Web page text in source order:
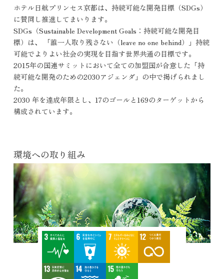
ホテル日航プリンセス京都は、持続可能な開発目標（SDGs）
に賛同し推進してまいります。
SDGs（Sustainable Development Goals：持続可能な開発目
標）は、
「誰一人取り残さない（leave no one behind）」持続
可能でよりよい社会の実現を目指す世界共通の目標です。
2015年の国連サミットにおいて全ての加盟国が合意した「持
続可能な開発のための2030アジェンダ」の中で掲げられまし
た。
2030 年を達成年限とし、17のゴールと169のターゲットから
構成されています。
環境への取り組み